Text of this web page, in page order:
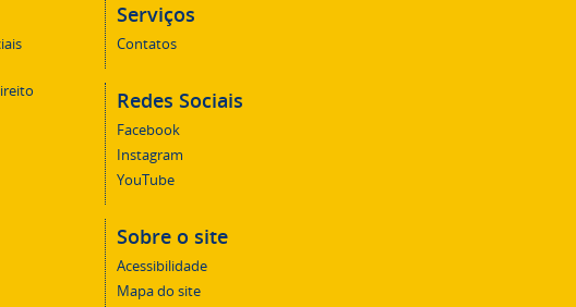
Serviços
Contatos
Redes Sociais
Facebook
Instagram
YouTube
Sobre o site
Acessibilidade
Mapa do site